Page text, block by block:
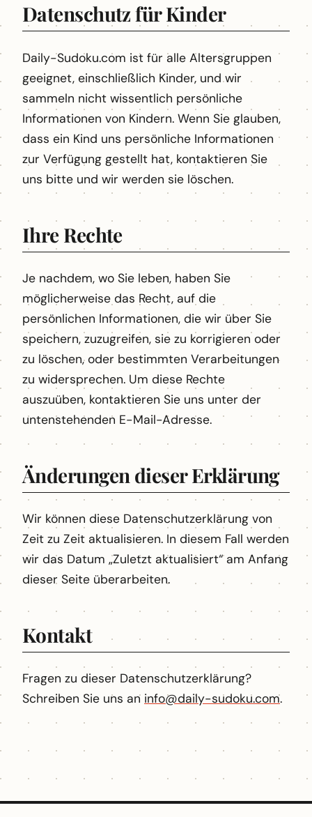
Datenschutz für Kinder
Daily-Sudoku.com ist für alle Altersgruppen
geeignet, einschließlich Kinder, und wir
sammeln nicht wissentlich persönliche
Informationen von Kindern. Wenn Sie glauben,
dass ein Kind uns persönliche Informationen
zur Verfügung gestellt hat, kontaktieren Sie
uns bitte und wir werden sie löschen.
Ihre Rechte
Je nachdem, wo Sie leben, haben Sie
möglicherweise das Recht, auf die
persönlichen Informationen, die wir über Sie
speichern, zuzugreifen, sie zu korrigieren oder
zu löschen, oder bestimmten Verarbeitungen
zu widersprechen. Um diese Rechte
auszuüben, kontaktieren Sie uns unter der
untenstehenden E-Mail-Adresse.
Änderungen dieser Erklärung
Wir können diese Datenschutzerklärung von
Zeit zu Zeit aktualisieren. In diesem Fall werden
wir das Datum „Zuletzt aktualisiert“ am Anfang
dieser Seite überarbeiten.
Kontakt
Fragen zu dieser Datenschutzerklärung?
Schreiben Sie uns an info@daily-sudoku.com.